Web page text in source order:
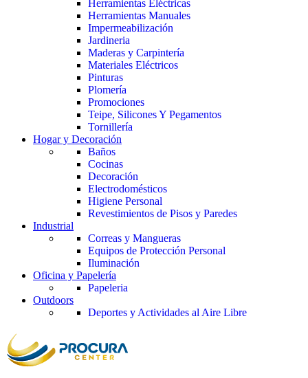
Herramientas Eléctricas
Herramientas Manuales
Impermeabilización
Jardineria
Maderas y Carpintería
Materiales Eléctricos
Pinturas
Plomería
Promociones
Teipe, Silicones Y Pegamentos
Tornillería
Hogar y Decoración
Baños
Cocinas
Decoración
Electrodomésticos
Higiene Personal
Revestimientos de Pisos y Paredes
Industrial
Correas y Mangueras
Equipos de Protección Personal
Iluminación
Oficina y Papelería
Papeleria
Outdoors
Deportes y Actividades al Aire Libre